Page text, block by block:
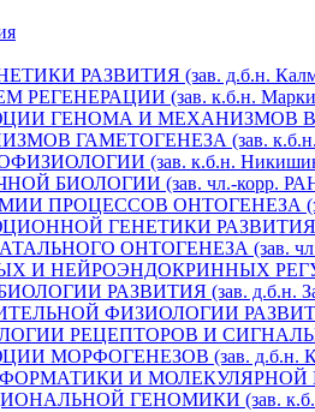
РАЗВИТИЯ (зав. д.б.н.
РЕГЕНЕРАЦИИ (зав. к.б.н.
ГЕНОМА И МЕХАНИЗМОВ
ГАМЕТОГЕНЕЗА (зав.
(зав. к.б.н.
БИОЛОГИИ (зав. чл.-корр. РАН
ПРОЦЕССОВ ОНТОГЕНЕЗА
ГЕНЕТИКИ РАЗВИТИЯ
ОНТОГЕНЕЗА (зав. чл.-
И НЕЙРОЭНДОКРИННЫХ
РАЗВИТИЯ (зав. д.б.н.
ФИЗИОЛОГИИ РАЗВИТИЯ
РЕЦЕПТОРОВ И
МОРФОГЕНЕЗОВ (зав. д.б.н.
И МОЛЕКУЛЯРНОЙ
ГЕНОМИКИ (зав.